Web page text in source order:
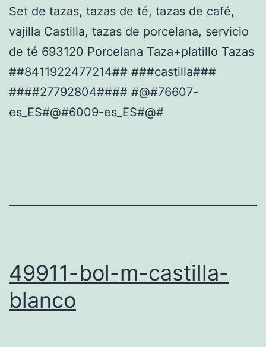
Set de tazas, tazas de té, tazas de café,
vajilla Castilla, tazas de porcelana, servicio
de té 693120 Porcelana Taza+platillo Tazas
##8411922477214## ###castilla###
####27792804#### #@#76607-
es_ES#@#6009-es_ES#@#
49911-bol-m-castilla-
blanco